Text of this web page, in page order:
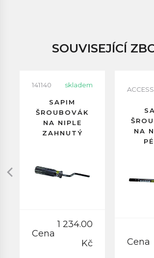
SOUVISEJÍCÍ
141140 skladem
SAPIM
ŠROUBOVÁK
NA NIPLE
ZAHNUTÝ
Cena
1 234.00
Kč
NA
Cena